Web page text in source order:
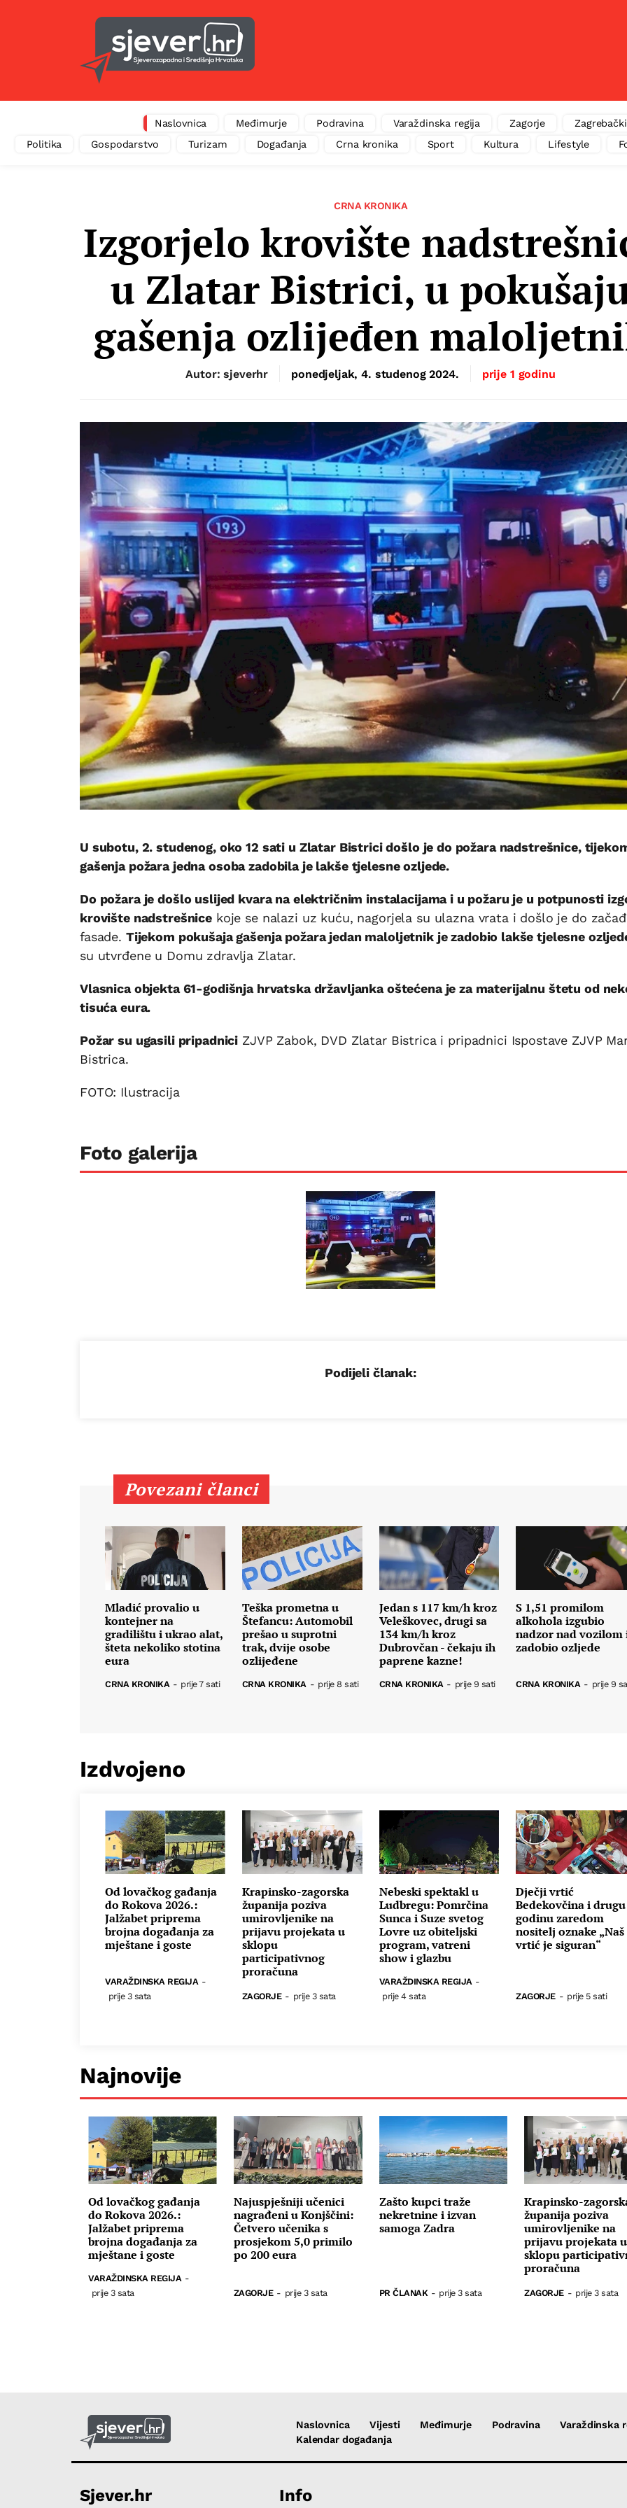
Naslovnica Međimurje Podravina Varaždinska regija Zagorje
Politika
Gospodarstvo Turizam Događanja Crna kronika Sport Kultura Lifestyle
CRNA KRONIKA
Izgorjelo krovište
u Zlatar Bistrici, u
gašenja ozlijeđen
Autor: sjeverhr ponedjeljak, 4. studenog 2024. prije 1 godinu
U subotu, 2. studenog, oko 12 sati u Zlatar Bistrici došlo je do požara nadstrešnice,
gašenja požara jedna osoba zadobila je lakše tjelesne ozljede.
Do požara je došlo uslijed kvara na električnim instalacijama i u požaru je u potpunosti
krovište nadstrešnicekoje se nalazi uz kuću, nagorjela su ulazna vrata i došlo je do
fasade. Tijekom pokušaja gašenja požara jedan maloljetnik je zadobio lakše tjelesne
su utvrđene u Domu zdravlja Zlatar.
Vlasnica objekta 61-godišnja hrvatska državljanka oštećena je za materijalnu štetu od
tisuća eura.
Požar su ugasili pripadnici ZJVP Zabok, DVD Zlatar Bistrica i pripadnici Ispostave ZJVP
Bistrica.
FOTO: Ilustracija
Foto galerija
Podijeli članak:
Povezani članci
Mladić provalio u
kontejner na
gradilištu i ukrao alat,
šteta nekoliko stotina
eura
CRNA KRONIKA - prije 7 sati
Teška prometna u
Štefancu: Automobil
prešao u suprotni
trak, dvije osobe
ozlijeđene
CRNA KRONIKA - prije 8 sati
Jedan s 117 km/h kroz
Veleškovec, drugi sa
134 km/h kroz
Dubrovčan - čekaju ih
paprene kazne!
CRNA KRONIKA - prije 9 sati
S 1,51 promilom
alkohola izgubio
nadzor nad vozilom
zadobio ozljede
CRNA KRONIKA - prije 9
Izdvojeno
Od lovačkog gađanja
do Rokova 2026.:
Jalžabet priprema
brojna događanja za
mještane i goste
VARAŽDINSKA REGIJA -
prije 3 sata
Krapinsko-zagorska
županija poziva
umirovljenike na
prijavu projekata u
sklopu
participativnog
proračuna
ZAGORJE - prije 3 sata
Nebeski spektakl u
Ludbregu: Pomrčina
Sunca i Suze svetog
Lovre uz obiteljski
program, vatreni
show i glazbu
VARAŽDINSKA REGIJA -
prije 4 sata
Dječji vrtić
Bedekovčina i drugu
godinu zaredom
nositelj oznake „Naš
vrtić je siguran“
ZAGORJE - prije 5 sati
Najnovije
Od lovačkog gađanja
do Rokova 2026.:
Jalžabet priprema
brojna događanja za
mještane i goste
VARAŽDINSKA REGIJA -
prije 3 sata
Najuspješniji učenici
nagrađeni u Konjščini:
Četvero učenika s
prosjekom 5,0 primilo
po 200 eura
ZAGORJE - prije 3 sata
Zašto kupci traže
nekretnine i izvan
samoga Zadra
PR ČLANAK - prije 3 sata
Krapinsko-
županija poziva
umirovljenike na
prijavu projekata u
sklopu
proračuna
ZAGORJE - prije 3 sata
Naslovnica Vijesti Međimurje Podravina
Varaždinska
Kalendar događanja
Sjever.hr Info